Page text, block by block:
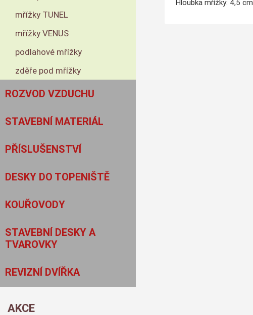
Hloubka mřížky: 4,5 cm
mřížky TUNEL
mřížky VENUS
podlahové mřížky
zděře pod mřížky
ROZVOD VZDUCHU
STAVEBNÍ MATERIÁL
PŘÍSLUŠENSTVÍ
DESKY DO TOPENIŠTĚ
KOUŘOVODY
STAVEBNÍ DESKY A
TVAROVKY
REVIZNÍ DVÍŘKA
AKCE